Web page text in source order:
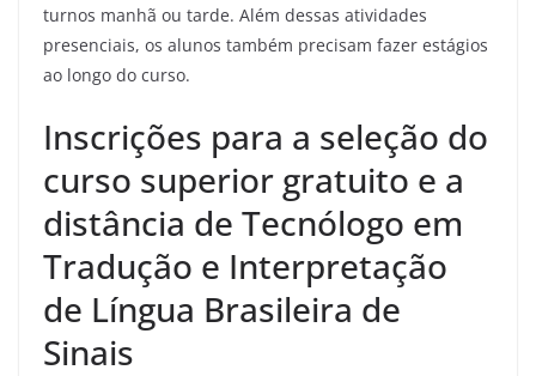
turnos manhã ou tarde. Além dessas atividades
presenciais, os alunos também precisam fazer estágios
ao longo do curso.
Inscrições para a seleção do
curso superior gratuito e a
distância de Tecnólogo em
Tradução e Interpretação
de Língua Brasileira de
Sinais